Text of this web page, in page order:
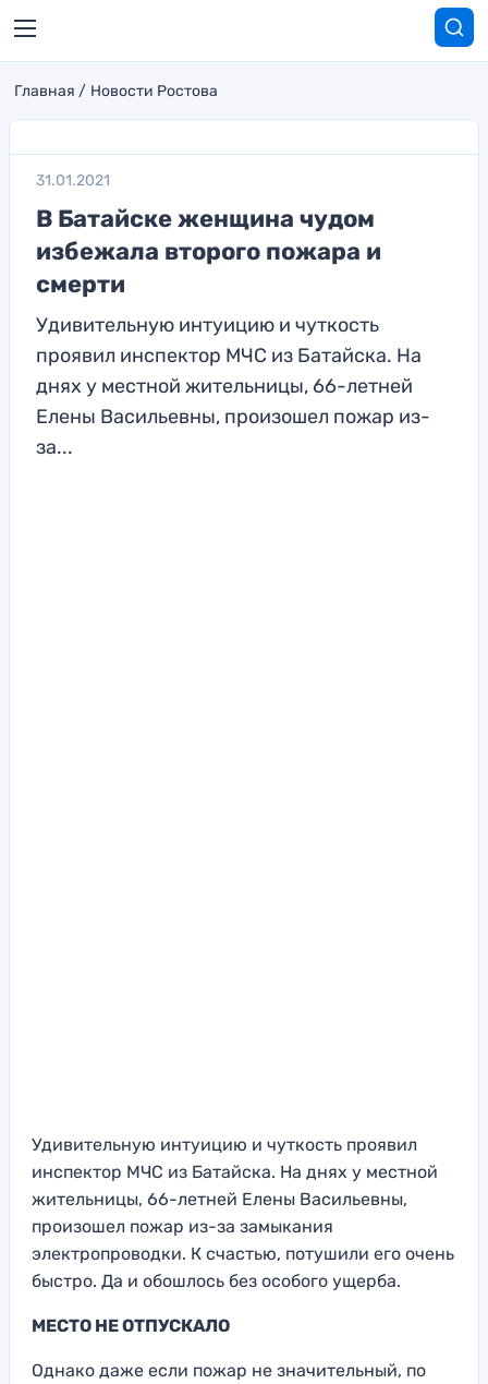
Главная Новости Ростова
31.01.2021
В Батайске женщина чудом
избежала второго пожара и
смерти
Удивительную интуицию и чуткость
проявил инспектор МЧС из Батайска. На
днях у местной жительницы, 66-летней
Елены Васильевны, произошел пожар из-
за...
Удивительную интуицию и чуткость проявил
инспектор МЧС из Батайска. На днях у местной
жительницы, 66-летней Елены Васильевны,
произошел пожар из-за замыкания
электропроводки. К счастью, потушили его очень
быстро. Да и обошлось без особого ущерба.
МЕСТО НЕ ОТПУСКАЛО
Однако даже если пожар не значительный, по